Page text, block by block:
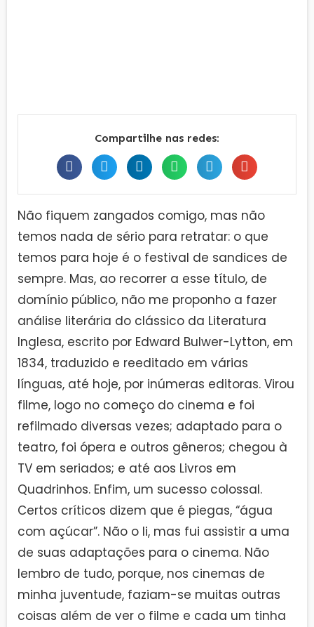
Compartilhe nas redes:
Não fiquem zangados comigo, mas não
temos nada de sério para retratar: o que
temos para hoje é o festival de sandices de
sempre. Mas, ao recorrer a esse título, de
domínio público, não me proponho a fazer
análise literária do clássico da Literatura
Inglesa, escrito por Edward Bulwer-Lytton, em
1834, traduzido e reeditado em várias
línguas, até hoje, por inúmeras editoras. Virou
filme, logo no começo do cinema e foi
refilmado diversas vezes; adaptado para o
teatro, foi ópera e outros gêneros; chegou à
TV em seriados; e até aos Livros em
Quadrinhos. Enfim, um sucesso colossal.
Certos críticos dizem que é piegas, “água
com açúcar”. Não o li, mas fui assistir a uma
de suas adaptações para o cinema. Não
lembro de tudo, porque, nos cinemas de
minha juventude, faziam-se muitas outras
coisas além de ver o filme e cada um tinha